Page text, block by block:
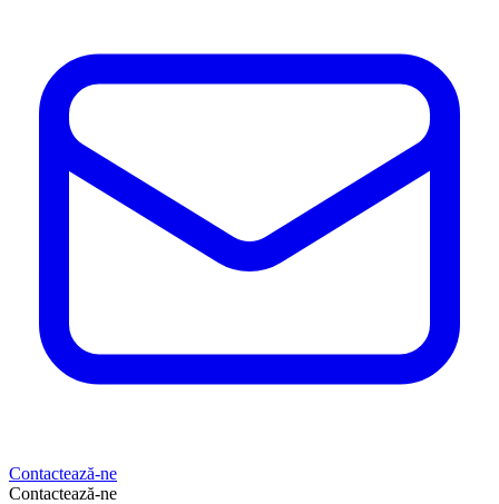
Contactează-ne
Contactează-ne